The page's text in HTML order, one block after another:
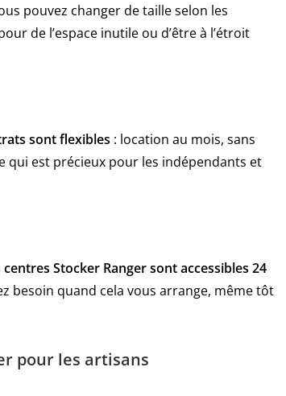
pouvez changer de taille selon les
de l’espace inutile ou d’être à l’étroit
sont flexibles : location au mois, sans
qui est précieux pour les indépendants et
Stocker Ranger sont accessibles 24
besoin quand cela vous arrange, même tôt
pour les artisans